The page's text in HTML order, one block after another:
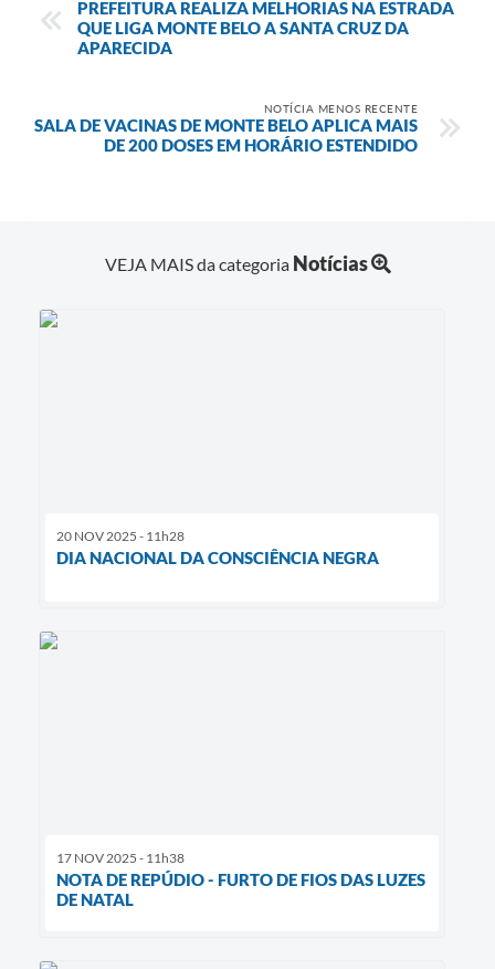
PREFEITURA REALIZA MELHORIAS NA ESTRADA
QUE LIGA MONTE BELO A SANTA CRUZ DA
APARECIDA
NOTÍCIA MENOS RECENTE
SALA DE VACINAS DE MONTE BELO APLICA MAIS
DE 200 DOSES EM HORÁRIO ESTENDIDO
VEJA MAIS da categoria Notícias
20 NOV 2025 - 11h28
DIA NACIONAL DA CONSCIÊNCIA NEGRA
17 NOV 2025 - 11h38
NOTA DE REPÚDIO - FURTO DE FIOS DAS LUZES
DE NATAL